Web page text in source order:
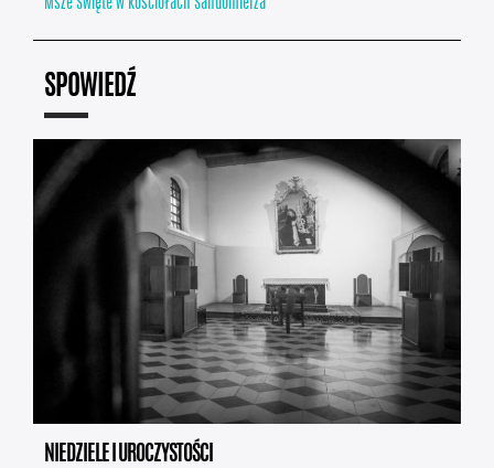
Msze Święte w kościołach Sandomierza
SPOWIEDŹ
NIEDZIELE I UROCZYSTOŚCI